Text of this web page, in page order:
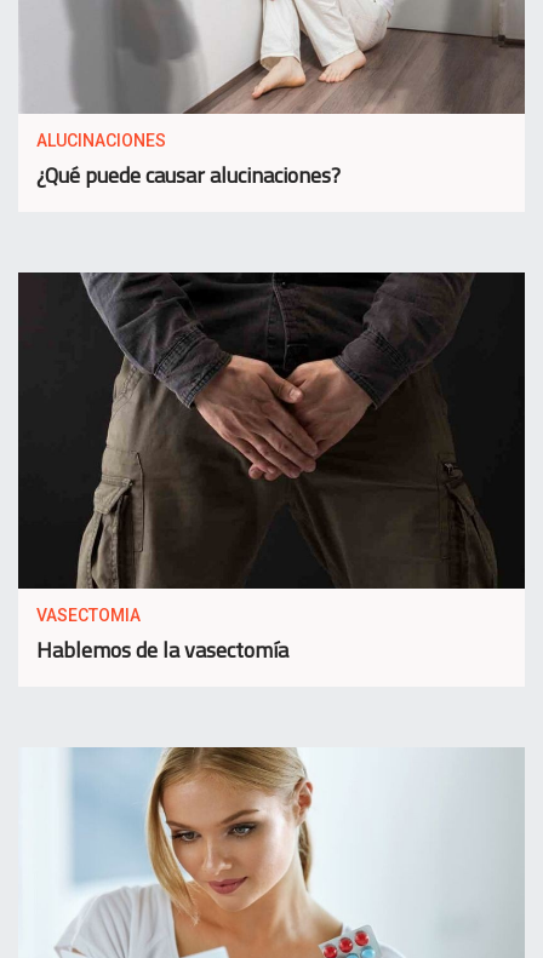
ALUCINACIONES
¿Qué puede causar alucinaciones?
VASECTOMIA
Hablemos de la vasectomía